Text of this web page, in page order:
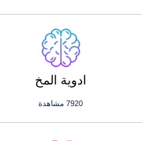
ادوية المخ
7920 مشاهدة